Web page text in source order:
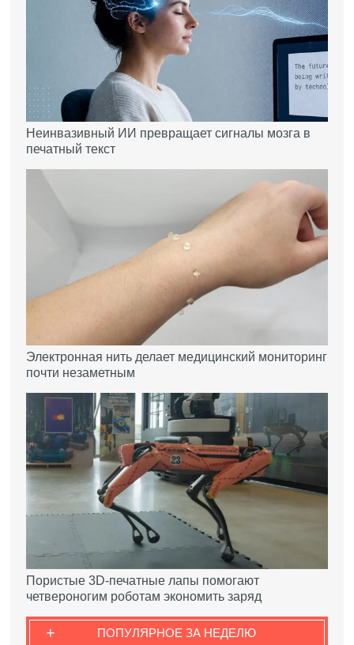
Неинвазивный ИИ превращает сигналы мозга в
печатный текст
Электронная нить делает медицинский мониторинг
почти незаметным
Пористые 3D-печатные лапы помогают
четвероногим роботам экономить заряд
ПОПУЛЯРНОЕ ЗА НЕДЕЛЮ
+